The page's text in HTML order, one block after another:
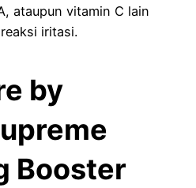
ataupun vitamin C lain
iritasi.
by
Booster